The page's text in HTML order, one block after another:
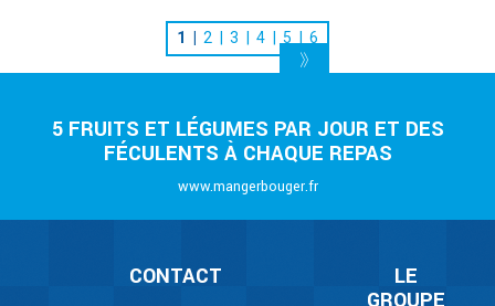
1 2 3 4 5 6
5 FRUITS ET LÉGUMES PAR JOUR ET DES
FÉCULENTS À CHAQUE REPAS
www.mangerbouger.fr
CONTACT
LE